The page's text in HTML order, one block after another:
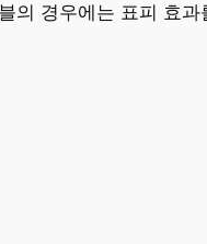
의 경우에는 표피 효